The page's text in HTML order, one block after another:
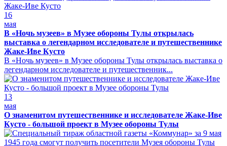
16
мая
В «Ночь музеев» в Музее обороны Тулы открылась
выставка о легендарном исследователе и путешественнике
Жаке-Иве Кусто
В «Ночь музеев» в Музее обороны Тулы открылась выставка о
легендарном исследователе и путешественник...
13
мая
О знаменитом путешественнике и исследователе Жаке-Иве
Кусто - большой проект в Музее обороны Тулы